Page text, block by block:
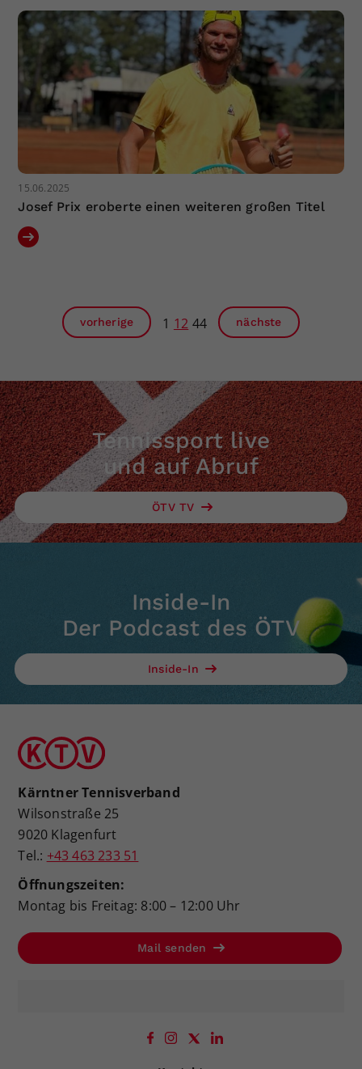
15.06.2025
Josef Prix eroberte einen weiteren großen Titel
vorherige 1 12 44 nächste
Tennissport live
und auf Abruf
ÖTV TV
Inside-In
Der Podcast des ÖTV
Inside-In
Kärntner Tennisverband
Wilsonstraße 25
9020 Klagenfurt
Tel.: +43 463 233 51
Öffnungszeiten:
Montag bis Freitag: 8:00 – 12:00 Uhr
Mail senden